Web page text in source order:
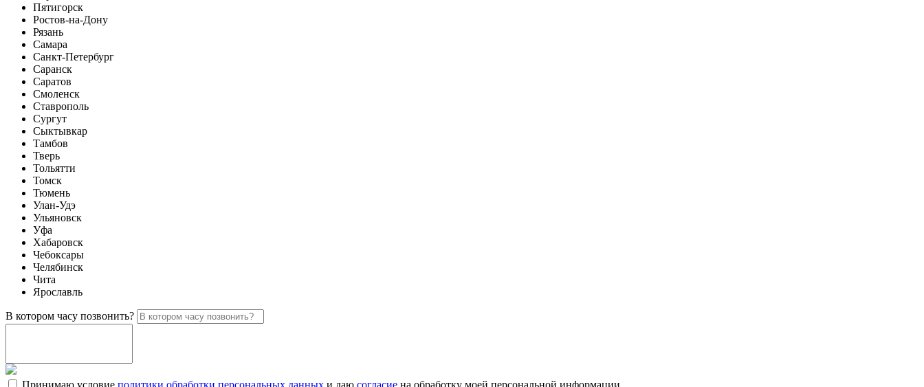
Пятигорск
Ростов-на-Дону
Рязань
Самара
Санкт-Петербург
Саранск
Саратов
Смоленск
Ставрополь
Сургут
Сыктывкар
Тамбов
Тверь
Тольятти
Томск
Тюмень
Улан-Удэ
Ульяновск
Уфа
Хабаровск
Чебоксары
Челябинск
Чита
Ярославль
В котором часу позвонить?
Принимаю условие политики обработки персональных данных и даю согласие на обработку моей персональной информации